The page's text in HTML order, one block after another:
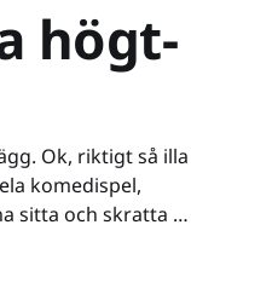
högt-
illa
sitta och skratta åt
bajs-spår eller så